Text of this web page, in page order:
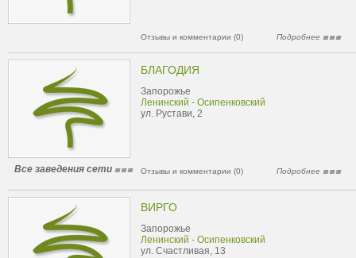
Отзывы и комментарии (0) Подробнее
БЛАГОДИЯ
Запорожье
Ленинский - Осипенковский
ул. Рустави, 2
Все заведения сети Отзывы и комментарии (0) Подробнее
ВИРГО
Запорожье
Ленинский - Осипенковский
ул. Счастливая, 13